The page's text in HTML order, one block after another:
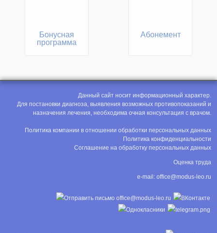
Бонусная
программа
Абонемент
Данный сайт носит информационный характер.
Для постановки диагноза, выявления возможных противопоказаний и
назначения лечения, необходима очная консультация с врачом.
Политика компании в отношении обработки персональных данных
Политика конфиденциальности
Соглашение на обработку персональных данных
Оценка труда
e-mail: office@modus-leo.ru